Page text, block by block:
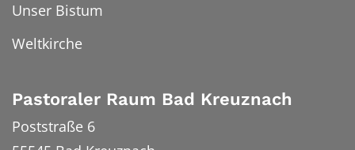
Unser Bistum
Weltkirche
Pastoraler Raum Bad Kreuznach
Poststraße 6